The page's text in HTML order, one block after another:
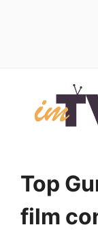
contenuto
Top
film